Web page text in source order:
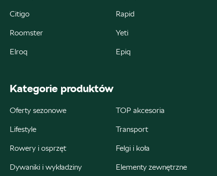
ul. Krakowska 283, Kielce
+48 413 465 588
czesci@autorudkielce.pl
Autoweber
czesci@autoweber.pl
Citigo Rapid
Roomster Yeti
Elroq Epiq
Kategorie produktów
Oferty sezonowe TOP akcesoria
Lifestyle Transport
Rowery i osprzęt Felgi i koła
Dywaniki i wykładziny Elementy zewnętrzne